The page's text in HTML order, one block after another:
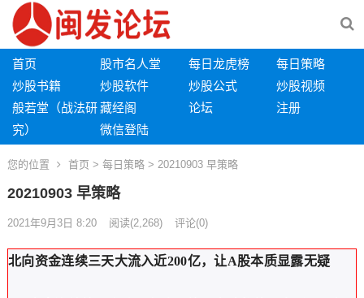
首页 股市名人堂 每日龙虎榜
每日策略
炒股书籍
炒股软件 炒股公式
炒股视频
般若堂（战法研
究）
藏经阁 论坛
注册
微信登陆
您的位置 首页 > 每日策略 > 20210903 早策略
20210903 早策略
2021年9月3日 8:20 阅读(2,268) 评论(0)
北向资金连续三天大流入近200亿，让A股本质显露无疑